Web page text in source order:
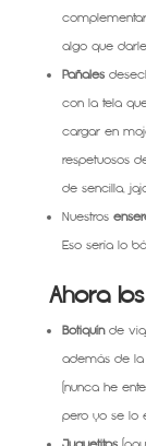
algo que
Pañales
con la tela
cargar en
respetuosos
de sencilla,
Nuestros
Eso sería lo
Ahora
Botiquínde
además de
(nunca he
pero yo se lo